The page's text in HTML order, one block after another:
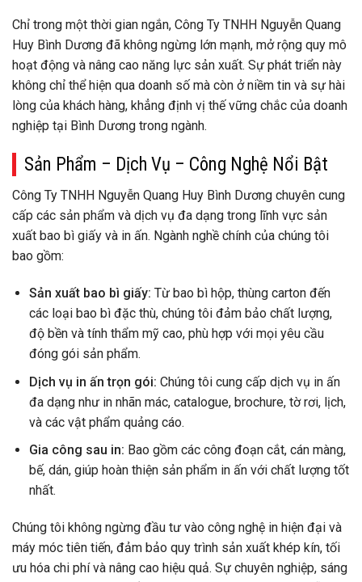
Chỉ trong một thời gian ngắn, Công Ty TNHH Nguyễn Quang
Huy Bình Dương đã không ngừng lớn mạnh, mở rộng quy mô
hoạt động và nâng cao năng lực sản xuất. Sự phát triển này
không chỉ thể hiện qua doanh số mà còn ở niềm tin và sự hài
lòng của khách hàng, khẳng định vị thế vững chắc của doanh
nghiệp tại Bình Dương trong ngành.
Sản Phẩm – Dịch Vụ – Công Nghệ Nổi Bật
Công Ty TNHH Nguyễn Quang Huy Bình Dương chuyên cung
cấp các sản phẩm và dịch vụ đa dạng trong lĩnh vực sản
xuất bao bì giấy và in ấn. Ngành nghề chính của chúng tôi
bao gồm:
Sản xuất bao bì giấy: Từ bao bì hộp, thùng carton đến
các loại bao bì đặc thù, chúng tôi đảm bảo chất lượng,
độ bền và tính thẩm mỹ cao, phù hợp với mọi yêu cầu
đóng gói sản phẩm.
Dịch vụ in ấn trọn gói: Chúng tôi cung cấp dịch vụ in ấn
đa dạng như in nhãn mác, catalogue, brochure, tờ rơi, lịch,
và các vật phẩm quảng cáo.
Gia công sau in: Bao gồm các công đoạn cắt, cán màng,
bế, dán, giúp hoàn thiện sản phẩm in ấn với chất lượng tốt
nhất.
Chúng tôi không ngừng đầu tư vào công nghệ in hiện đại và
máy móc tiên tiến, đảm bảo quy trình sản xuất khép kín, tối
ưu hóa chi phí và nâng cao hiệu quả. Sự chuyên nghiệp, sáng